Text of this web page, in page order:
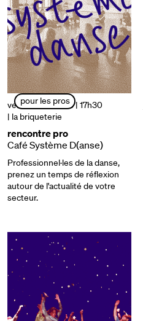
pour les pros
vendredi 28 mars | 17h30
| la briqueterie
rencontre pro
Café Système D(anse)
Professionnel·les de la danse,
prenez un temps de réflexion
autour de l'actualité de votre
secteur.